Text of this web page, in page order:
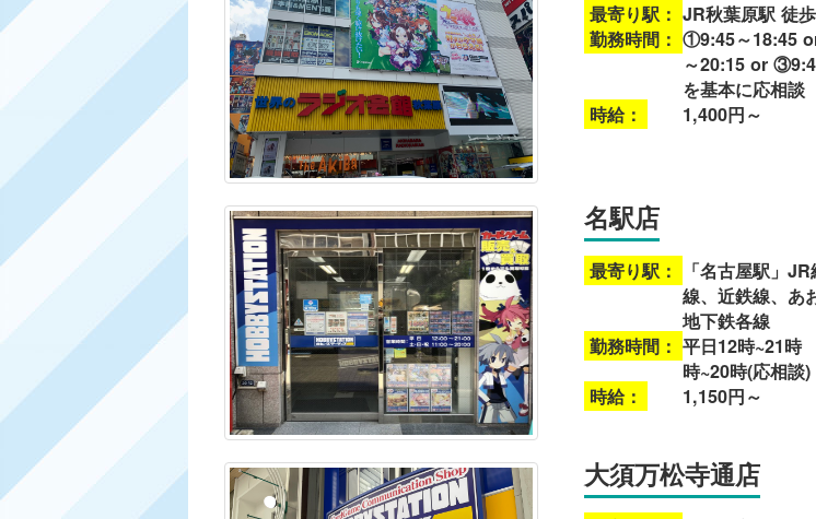
最寄り駅： JR秋葉原駅 徒
勤務時間： ①9:45～18:45
～20:15 or
を基本に応相談
時給：
1,400円～
名駅店
最寄り駅：
「名古屋駅」
線、近鉄線、あ
地下鉄各線
勤務時間： 平日12時~21時
時~20時(応相談)
時給：
1,150円～
大須万松寺通店